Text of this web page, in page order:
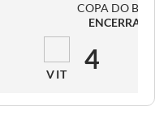
COPA DO
ENCERRADO
VIT 4